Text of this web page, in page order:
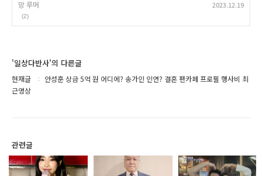
망 루머
(2)
2023.12.19
'일상다반사'의 다른글
현재글
안성훈 상금 5억 원 어디에? 송가인 인연? 결혼 팬카페 프로필 행사비 최
근영상
관련글